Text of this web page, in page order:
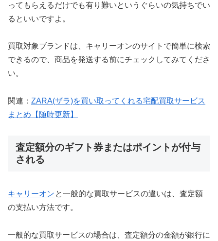
ってもらえるだけでも有り難いというぐらいの気持ちでい
るといいですよ。
買取対象ブランドは、キャリーオンのサイトで簡単に検索
できるので、商品を発送する前にチェックしてみてくださ
い。
関連： ZARA(ザラ)を買い取ってくれる宅配買取サービス
まとめ【随時更新】
査定額分のギフト券またはポイントが付与
される
キャリーオン と一般的な買取サービスの違いは、査定額
の支払い方法です。
一般的な買取サービスの場合は、査定額分の金額が銀行に